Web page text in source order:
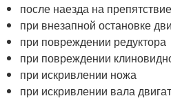
после наезда на препятствие
при внезапной остановке
при повреждении редуктора
при повреждении
при искривлении ножа
при искривлении вала